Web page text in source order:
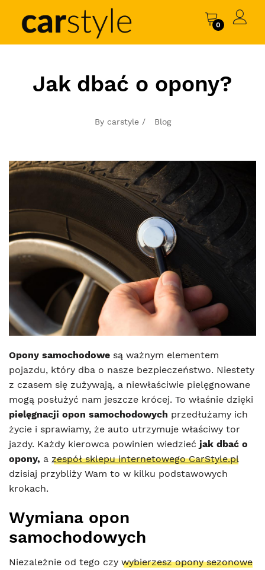
0
Jak dbać o opony?
By carstyle / Blog
Opony samochodowe są ważnym elementem
pojazdu, który dba o nasze bezpieczeństwo. Niestety
z czasem się zużywają, a niewłaściwie pielęgnowane
mogą posłużyć nam jeszcze krócej. To właśnie dzięki
pielęgnacji opon samochodowych przedłużamy ich
życie i sprawiamy, że auto utrzymuje właściwy tor
jazdy. Każdy kierowca powinien wiedzieć jak dbać o
opony, a zespół sklepu internetowego CarStyle.pl
dzisiaj przybliży Wam to w kilku podstawowych
krokach.
Wymiana opon
samochodowych
Niezależnie od tego czy wybierzesz opony sezonowe